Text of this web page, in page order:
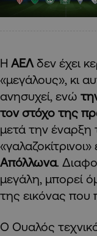
Η ΑΕΛ δεν έχει
«μεγάλους», κι
ανησυχεί, ενώ
τον στόχο της
μετά την έναρξη
«γαλαζοκίτρινοι»
Απόλλωνα.
μεγάλη, μπορεί
της εικόνας που
Ο Ουαλός